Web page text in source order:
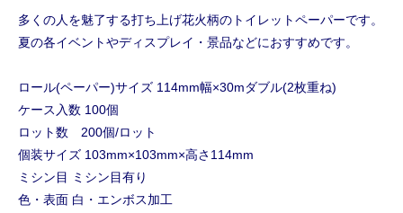
多くの人を魅了する打ち上げ花火柄のトイレットペーパーです。
夏の各イベントやディスプレイ・景品などにおすすめです。
ロール(ペーパー)サイズ 114mm幅×30mダブル(2枚重ね)
ケース入数 100個
ロット数 200個/ロット
個装サイズ 103mm×103mm×高さ114mm
ミシン目 ミシン目有り
色・表面 白・エンボス加工